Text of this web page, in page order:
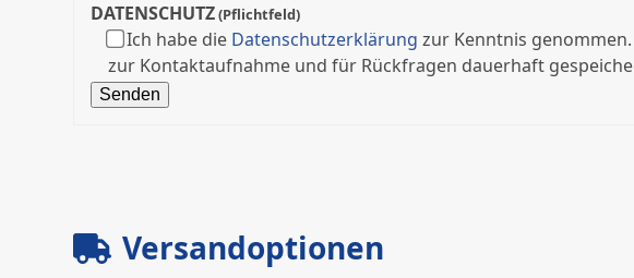
DATENSCHUTZ(Pflichtfeld)
Ich habe die Datenschutzerklärung zur Kenntnis
zur Kontaktaufnahme und für Rückfragen dauerhaft
Versandoptionen